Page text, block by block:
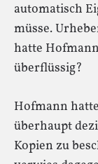
automatisch
müsse.
hatte
überflüssig?
Hofmann
überhaupt
Kopien zu